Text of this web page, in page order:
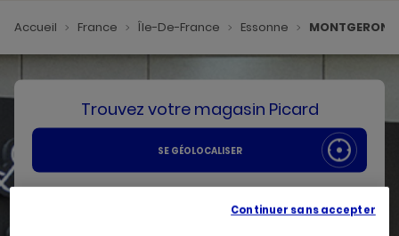
Accueil France Île-De-France Essonne MONTGERON
Trouvez votre magasin Picard
SE GÉOLOCALISER
Continuer sans accepter